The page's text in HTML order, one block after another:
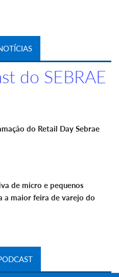
do SEBRAE
do Retail Day Sebrae
de micro e pequenos
a maior feira de varejo do